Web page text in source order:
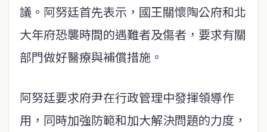
議。阿努廷首先表示，國王關懷陶公府和北
大年府恐襲時間的遇難者及傷者，要求有關
部門做好醫療與補償措施。
阿努廷要求府尹在行政管理中發揮領導作
用，同時加強防範和加大解決問題的力度，